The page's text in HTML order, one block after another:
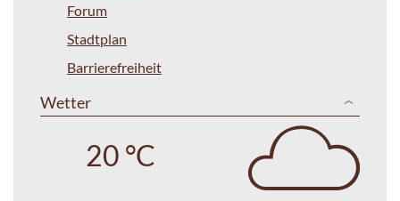
Forum
Stadtplan
Barrierefreiheit
Wetter
20 °C